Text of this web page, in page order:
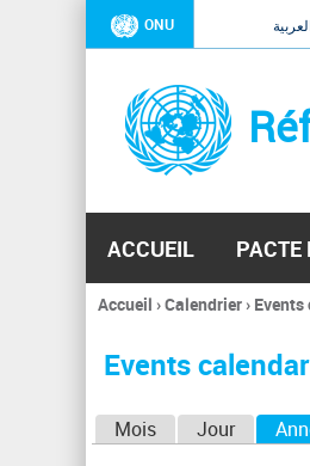
ONU
ACCUEIL
Vous
ici
Accueil ›Calendrier›
Events calendar
Mois Jour